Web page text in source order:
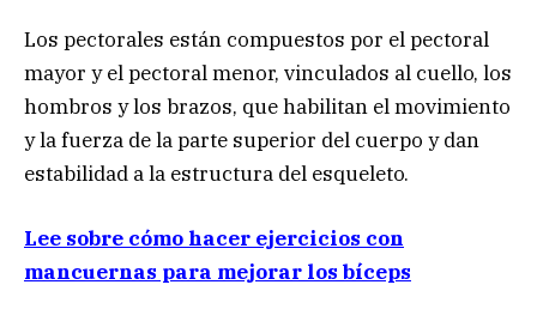
Los pectorales están compuestos por el pectoral
mayor y el pectoral menor, vinculados al cuello, los
hombros y los brazos, que habilitan el movimiento
y la fuerza de la parte superior del cuerpo y dan
estabilidad a la estructura del esqueleto.
Lee sobre cómo hacer ejercicios con
mancuernas para mejorar los bíceps